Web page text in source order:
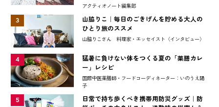
アクティオノート編集部
3
山脇りこ｜毎日のごきげんを貯める大人の
ひとり旅のススメ
山脇りこさん 料理家・エッセイスト〈インタビュー〉
4
猛暑に負けない体をつくる夏の「薬膳カレ
ー」レシピ
国際中医薬膳師・フードコーディネーター：いのうえ陽
子
5
日常で持ち歩くべき携帯用防災グッズ｜防